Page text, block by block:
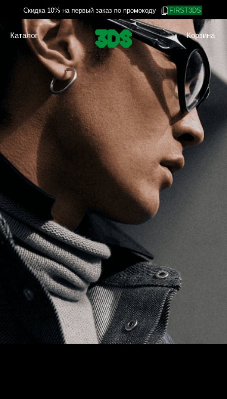
Скидка 10% на первый заказ по промокоду FIRST3DS
Скидка 10% на первый заказ по промокоду FIRST3DS
Каталог Корзина